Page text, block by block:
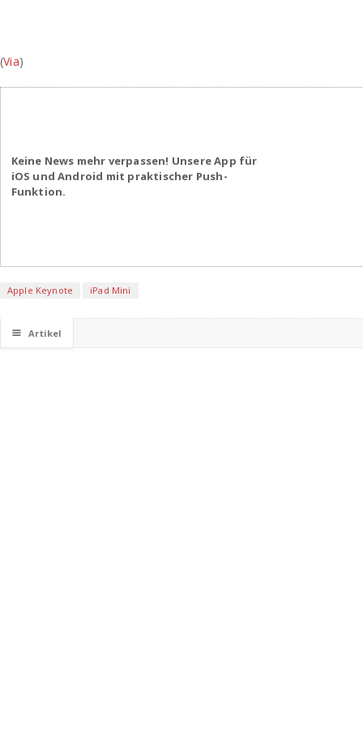
(Via)
Keine News mehr verpassen! Unsere App für
iOS und Android mit praktischer Push-
Funktion.
Apple Keynote iPad Mini
☰ Artikel